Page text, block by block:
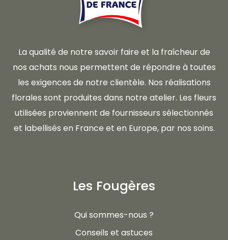
La qualité de notre savoir faire et la fraîcheur de
nos achats nous permettent de répondre à toutes
les exigences de notre clientèle. Nos réalisations
florales sont produites dans notre atelier. Les fleurs
utilisées proviennent de fournisseurs sélectionnés
et labellisés en France et en Europe, par nos soins.
Les Fougères
Qui sommes-nous ?
Conseils et astuces